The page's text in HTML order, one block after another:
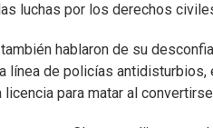
luchas por los derechos
hablaron de su
línea de policías
para matar al